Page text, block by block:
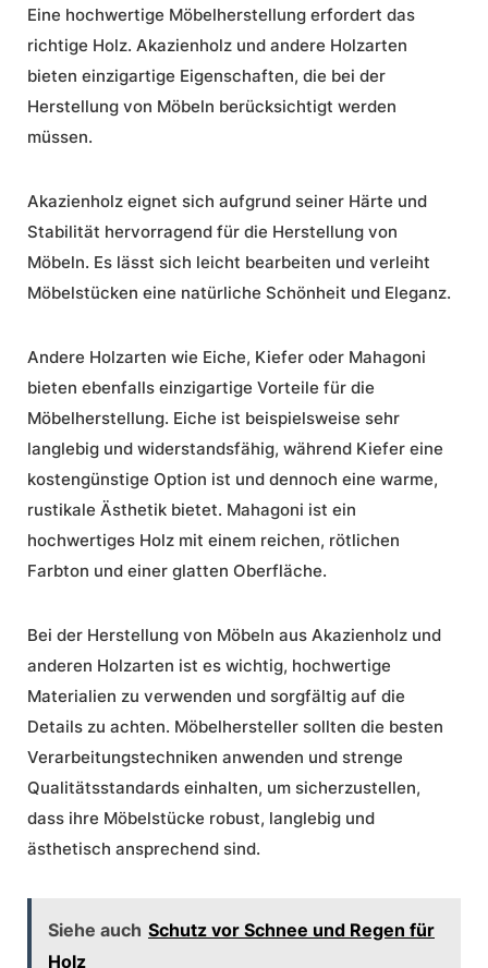
Eine hochwertige Möbelherstellung erfordert das
richtige Holz. Akazienholz und andere Holzarten
bieten einzigartige Eigenschaften, die bei der
Herstellung von Möbeln berücksichtigt werden
müssen.
Akazienholz eignet sich aufgrund seiner Härte und
Stabilität hervorragend für die Herstellung von
Möbeln. Es lässt sich leicht bearbeiten und verleiht
Möbelstücken eine natürliche Schönheit und Eleganz.
Andere Holzarten wie Eiche, Kiefer oder Mahagoni
bieten ebenfalls einzigartige Vorteile für die
Möbelherstellung. Eiche ist beispielsweise sehr
langlebig und widerstandsfähig, während Kiefer eine
kostengünstige Option ist und dennoch eine warme,
rustikale Ästhetik bietet. Mahagoni ist ein
hochwertiges Holz mit einem reichen, rötlichen
Farbton und einer glatten Oberfläche.
Bei der Herstellung von Möbeln aus Akazienholz und
anderen Holzarten ist es wichtig, hochwertige
Materialien zu verwenden und sorgfältig auf die
Details zu achten. Möbelhersteller sollten die besten
Verarbeitungstechniken anwenden und strenge
Qualitätsstandards einhalten, um sicherzustellen,
dass ihre Möbelstücke robust, langlebig und
ästhetisch ansprechend sind.
Siehe auch Schutz vor Schnee und Regen für
Holz